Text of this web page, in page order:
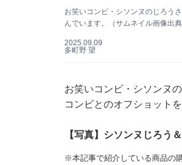
お笑いコンビ・シソンヌのじろう
んでいます。（サムネイル画像出
2025.09.09
多町野 望
お笑いコンビ・シソンヌ
コンビとのオフショット
【写真】シソンヌじろう
※本記事で紹介している商品の